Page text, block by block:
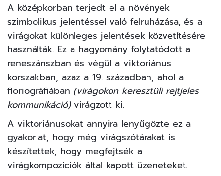
A középkorban terjedt el a növények
szimbolikus jelentéssel való felruházása, és a
virágokat különleges jelentések közvetítésére
használták. Ez a hagyomány folytatódott a
reneszánszban és végül a viktoriánus
korszakban, azaz a 19. században, ahol a
floriográfiában (virágokon keresztüli rejtjeles
kommunikáció)virágzott ki.
A viktoriánusokat annyira lenyűgözte ez a
gyakorlat, hogy még virágszótárakat is
készítettek, hogy megfejtsék a
virágkompozíciók által kapott üzeneteket.